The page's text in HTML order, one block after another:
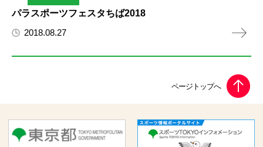
パラスポーツフェスタちば2018
2018.08.27